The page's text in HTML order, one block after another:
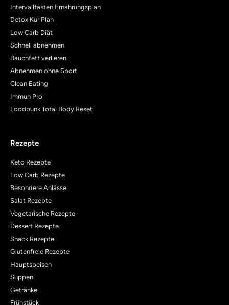
Intervallfasten Ernährungsplan
Detox Kur Plan
Low Carb Diät
Schnell abnehmen
Bauchfett verlieren
Abnehmen ohne Sport
Clean Eating
Immun Pro
Foodpunk Total Body Reset
Rezepte
Keto Rezepte
Low Carb Rezepte
Besondere Anlässe
Salat Rezepte
Vegetarische Rezepte
Dessert Rezepte
Snack Rezepte
Glutenfreie Rezepte
Hauptspeisen
Suppen
Getränke
Frühstück